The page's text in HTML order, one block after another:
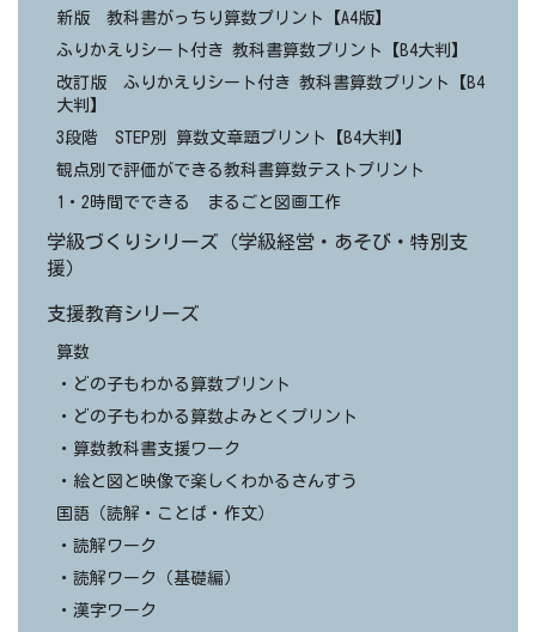
新版 教科書がっちり算数プリント【A4版】
ふりかえりシート付き 教科書算数プリント【B4大判】
改訂版 ふりかえりシート付き 教科書算数プリント【B4
大判】
3段階 STEP別 算数文章題プリント【B4大判】
観点別で評価ができる教科書算数テストプリント
1・2時間でできる まるごと図画工作
学級づくりシリーズ（学級経営・あそび・特別支
援）
支援教育シリーズ
算数
・どの子もわかる算数プリント
・どの子もわかる算数よみとくプリント
・算数教科書支援ワーク
・絵と図と映像で楽しくわかるさんすう
国語（読解・ことば・作文）
・読解ワーク
・読解ワーク（基礎編）
・漢字ワーク